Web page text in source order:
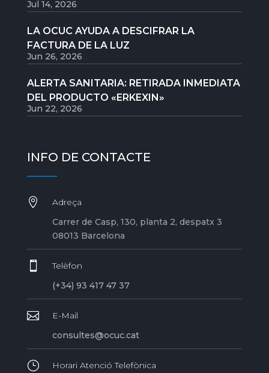
Jul 14, 2026
LA OCUC AYUDA A DESCIFRAR LA
FACTURA DE LA LUZ
Jun 26, 2026
ALERTA SANITARIA: RETIRADA INMEDIATA
DEL PRODUCTO «ERKEXIN»
Jun 22, 2026
INFO DE CONTACTE

Adreça
Carrer de Casp, 130, planta 2, despatx 3
08013 Barcelona

Telèfon
(+34) 93 417 47 37

E-Mail
consultes@ocuc.cat
} Horari Atenció Telefònica